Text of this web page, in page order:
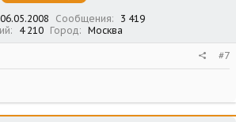
06.05.2008 Сообщения
3 419
4 210 Город Москва
#7